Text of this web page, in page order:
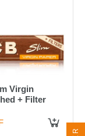
Virgin
+ Filter